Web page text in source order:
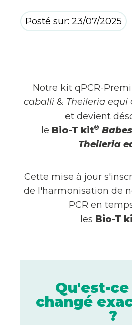
Posté sur: 23/07/2025
Notre kit qPCR-
caballi& Theileria equi
et devient
le Bio-T kit®
Theileria
Cette mise à jour
de l'harmonisation de
PCR en
les Bio-T
Qu'est-
changé
?